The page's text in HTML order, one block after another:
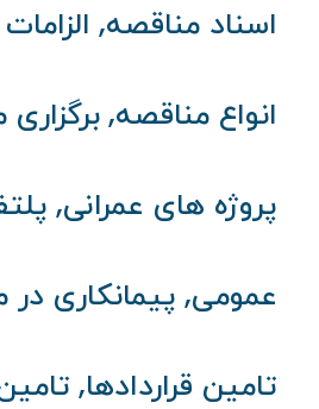
اسناد مناقصه,
انواع مناقصه,
پروژه‌ های عمرانی,
عمومی, پیمانکاری
تامین قراردادها,